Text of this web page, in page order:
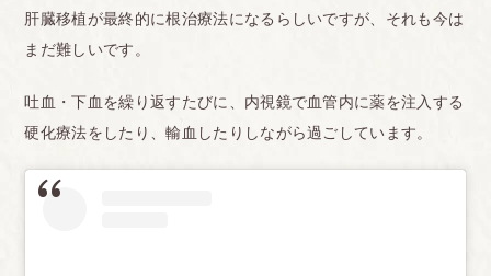
肝臓移植が最終的に根治療法になるらしいですが、それも今は
まだ難しいです。
吐血・下血を繰り返すたびに、内視鏡で血管内に薬を注入する
硬化療法をしたり、輸血したりしながら過ごしています。